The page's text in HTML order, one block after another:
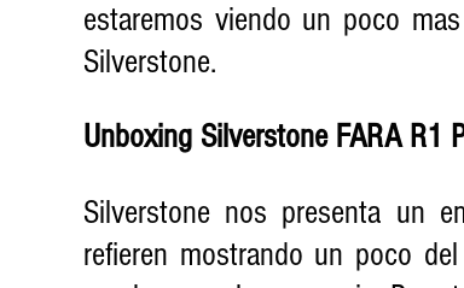
estaremos viendo un poco
Silverstone.
Unboxing Silverstone FARA R1
Silverstone nos presenta un
refieren mostrando un poco